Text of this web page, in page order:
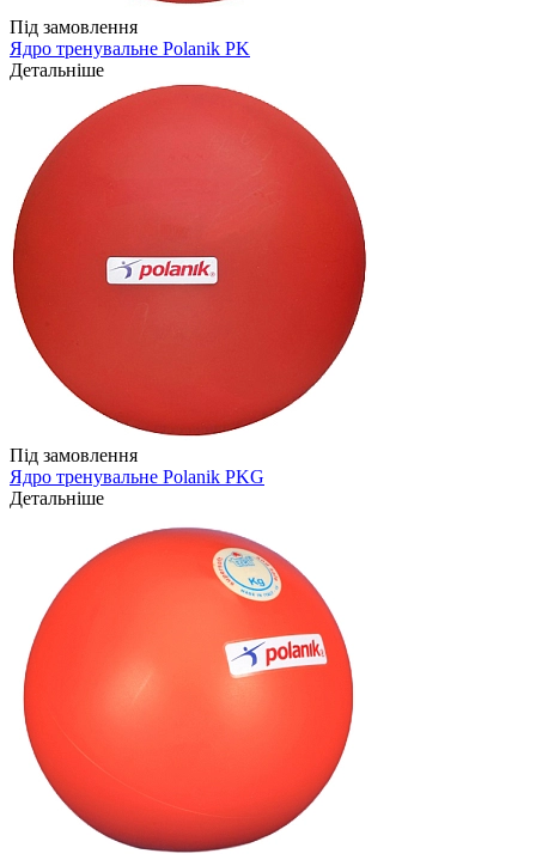
Під замовлення
Ядро тренувальне Polanik PK
Детальніше
Під замовлення
Ядро тренувальне Polanik PKG
Детальніше